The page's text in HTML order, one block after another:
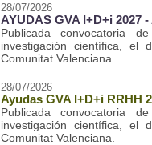
28/07/2026
AYUDAS GVA I+D+i 2027
Publicada convocatoria
investigación científica, el
Comunitat Valenciana.
28/07/2026
Ayudas GVA I+D+i RRHH
Publicada convocatoria
investigación científica, el
Comunitat Valenciana.